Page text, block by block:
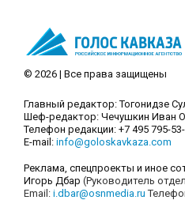
© 2026 | Все права защищены
Главный редактор: Тогонидзе
Шеф-редактор: Чечушкин Иван
Телефон редакции: +7 495 795-
E-mail: info@goloskavkaza.com
Реклама, спецпроекты и иное
Игорь Дбар (Руководитель
Email: i.dbar@osnmedia.ru